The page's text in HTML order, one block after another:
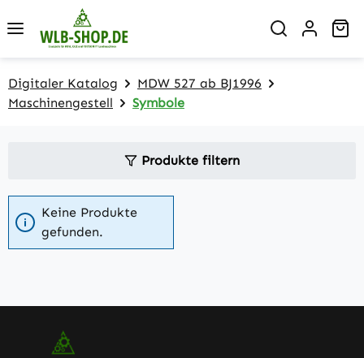
Zum Hauptinhalt springen
Digitaler Katalog
MDW 527 ab BJ1996
Maschinengestell
Symbole
Produkte filtern
Keine Produkte
gefunden.